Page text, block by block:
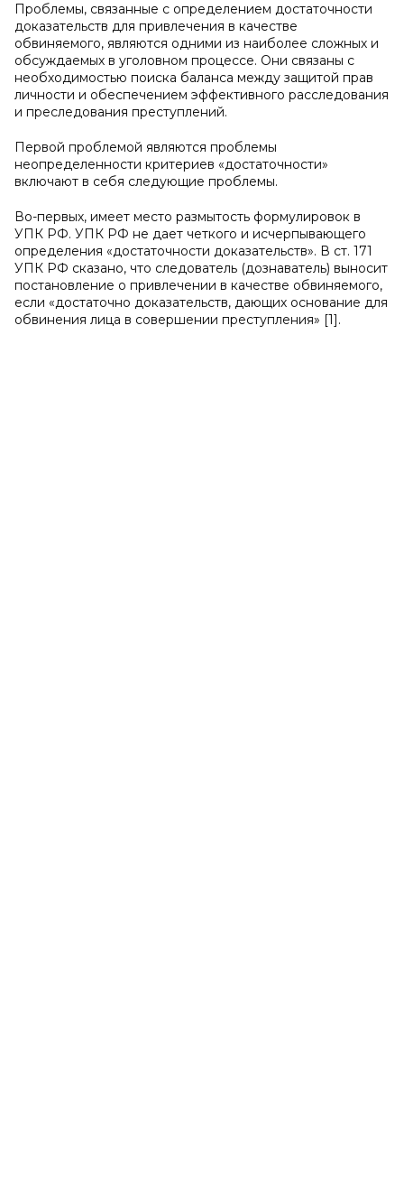
Проблемы, связанные с определением достаточности
доказательств для привлечения в качестве
обвиняемого, являются одними из наиболее сложных и
обсуждаемых в уголовном процессе. Они связаны с
необходимостью поиска баланса между защитой прав
личности и обеспечением эффективного расследования
и преследования преступлений.
Первой проблемой являются проблемы
неопределенности критериев «достаточности»
включают в себя следующие проблемы.
Во-первых, имеет место размытость формулировок в
УПК РФ. УПК РФ не дает четкого и исчерпывающего
определения «достаточности доказательств». В ст. 171
УПК РФ сказано, что следователь (дознаватель) выносит
постановление о привлечении в качестве обвиняемого,
если «достаточно доказательств, дающих основание для
обвинения лица в совершении преступления» [1].